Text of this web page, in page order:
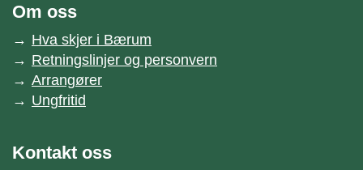
Om oss
Hva skjer i Bærum
Retningslinjer og personvern
Arrangører
Ungfritid
Kontakt oss